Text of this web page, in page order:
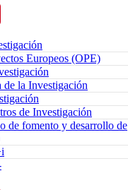
Europeos (OPE)
de la Investigación
de Investigación
de fomento y desarrollo de